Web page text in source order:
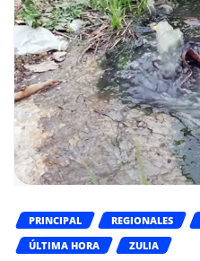
PRINCIPAL REGIONALES
ÚLTIMA HORA
ZULIA